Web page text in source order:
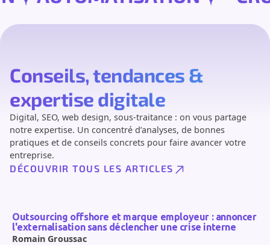
Conseils, tendances &
expertise digitale
Digital, SEO, web design, sous-traitance : on vous partage
notre expertise. Un concentré d’analyses, de bonnes
pratiques et de conseils concrets pour faire avancer votre
entreprise.
DÉCOUVRIR TOUS LES ARTICLES
Outsourcing offshore et marque employeur : annoncer
l'externalisation sans déclencher une crise interne
Romain Groussac